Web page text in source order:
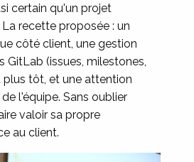
certain qu'un projet
recette proposée : un
côté client, une gestion
GitLab (issues, milestones,
plus tôt, et une attention
l'équipe. Sans oublier
valoir sa propre
au client.